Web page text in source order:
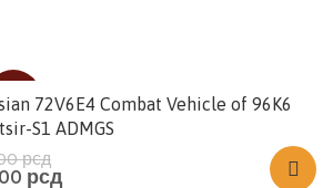
72V6E4 Combat Vehicle of 96K6
S1 ADMGS
рсд
рсд